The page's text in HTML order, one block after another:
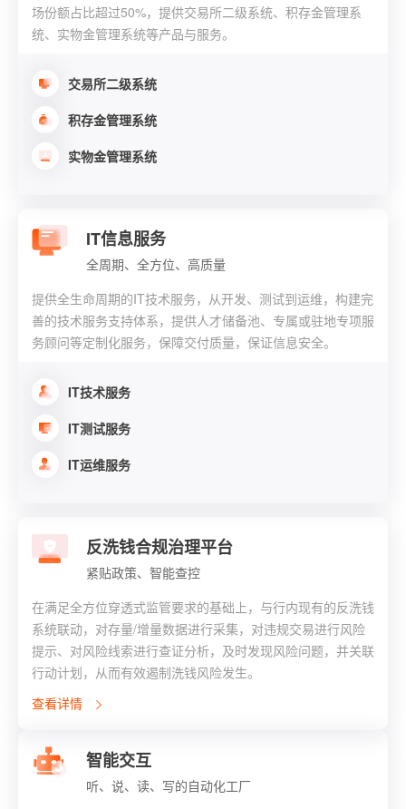
场份额占比超过50%，提供交易所二级系统、积存金管理系
统、实物金管理系统等产品与服务。
交易所二级系统
积存金管理系统
实物金管理系统
IT信息服务
全周期、全方位、高质量
提供全生命周期的IT技术服务，从开发、测试到运维，构建完
善的技术服务支持体系，提供人才储备池、专属或驻地专项服
务顾问等定制化服务，保障交付质量，保证信息安全。
IT技术服务
IT测试服务
IT运维服务
反洗钱合规治理平台
紧贴政策、智能查控
在满足全方位穿透式监管要求的基础上，与行内现有的反洗钱
系统联动，对存量/增量数据进行采集，对违规交易进行风险
提示、对风险线索进行查证分析，及时发现风险问题，并关联
行动计划，从而有效遏制洗钱风险发生。
查看详情
智能交互
听、说、读、写的自动化工厂